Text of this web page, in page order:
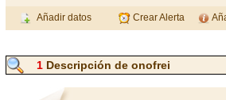
Añadir datos Crear Alerta
1Descripción de onofrei